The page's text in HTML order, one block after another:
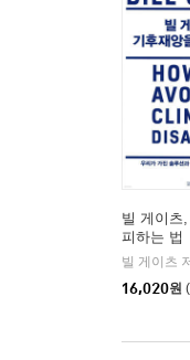
빌 게이츠
피하는 법
16,020원